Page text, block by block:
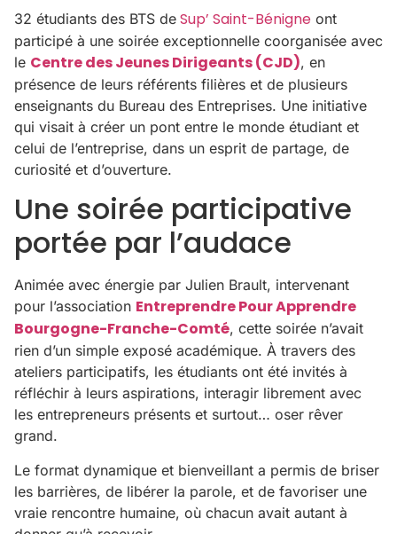
32 étudiants des BTS de Sup’ Saint-Bénigne ont
participé à une soirée exceptionnelle coorganisée avec
le Centre des Jeunes Dirigeants (CJD), en
présence de leurs référents filières et de plusieurs
enseignants du Bureau des Entreprises. Une initiative
qui visait à créer un pont entre le monde étudiant et
celui de l’entreprise, dans un esprit de partage, de
curiosité et d’ouverture.
Une soirée participative
portée par l’audace
Animée avec énergie par Julien Brault, intervenant
pour l’association Entreprendre Pour Apprendre
Bourgogne-Franche-Comté, cette soirée n’avait
rien d’un simple exposé académique. À travers des
ateliers participatifs, les étudiants ont été invités à
réfléchir à leurs aspirations, interagir librement avec
les entrepreneurs présents et surtout… oser rêver
grand.
Le format dynamique et bienveillant a permis de briser
les barrières, de libérer la parole, et de favoriser une
vraie rencontre humaine, où chacun avait autant à